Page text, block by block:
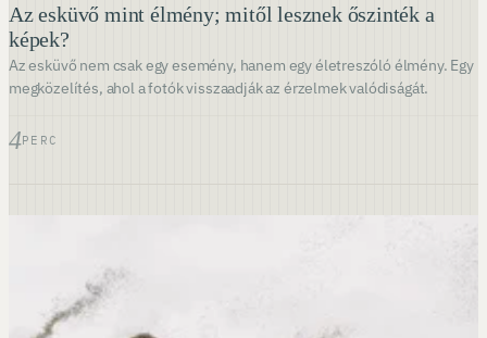
Az esküvő mint élmény; mitől lesznek őszinték a
képek?
Az esküvő nem csak egy esemény, hanem egy életreszóló élmény. Egy
megközelítés, ahol a fotók visszaadják az érzelmek valódiságát.
4PERC